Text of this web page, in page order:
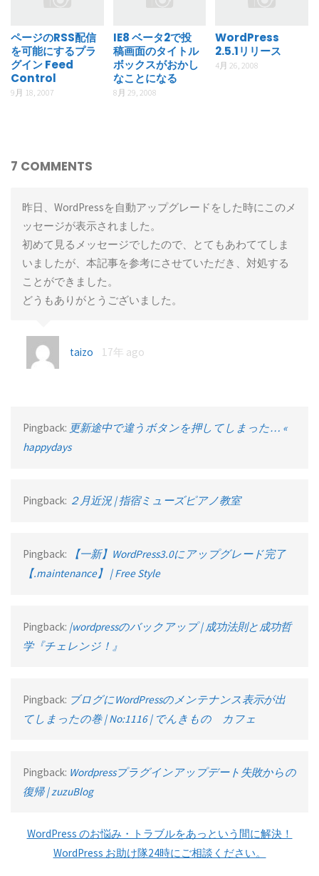
ページのRSS配信
を可能にするプラ
グイン Feed
Control
9月 18, 2007
IE8 ベータ2で投
稿画面のタイトル
ボックスがおかし
なことになる
8月 29, 2008
WordPress
2.5.1リリース
4月 26, 2008
7 COMMENTS
昨日、WordPressを自動アップグレードをした時にこのメ
ッセージが表示されました。
初めて見るメッセージでしたので、とてもあわててしま
いましたが、本記事を参考にさせていただき、対処する
ことができました。
どうもありがとうございました。
taizo 17年 ago
Pingback: 更新途中で違うボタンを押してしまった… «
happydays
Pingback: ２月近況 | 指宿ミューズピアノ教室
Pingback:
【一新】WordPress3.0にアップグレード完了
【.maintenance】 | Free Style
Pingback: |wordpressのバックアップ | 成功法則と成功哲
学『チェレンジ！』
Pingback: ブログにWordPressのメンテナンス表示が出
てしまったの巻 | No:1116 | でんきもの カフェ
Pingback: Wordpressプラグインアップデート失敗からの
復帰 | zuzuBlog
WordPress のお悩み・トラブルをあっという間に解決！
WordPress お助け隊24時にご相談ください。